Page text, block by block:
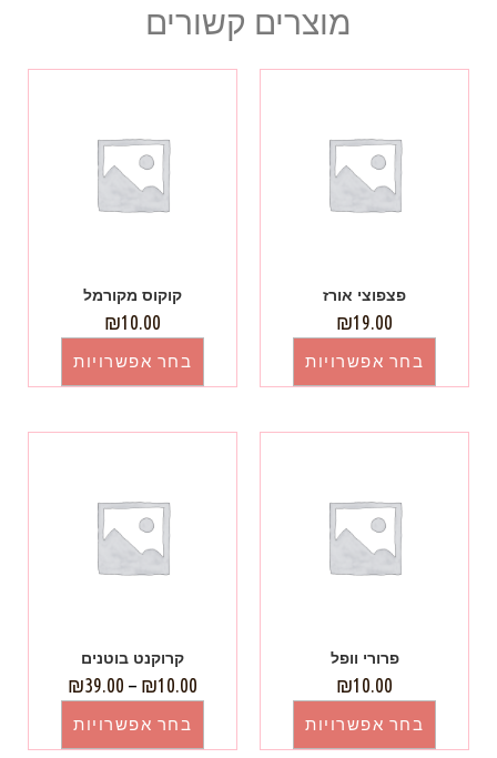
מוצרים קשורים
פצפוצי אורז
₪19.00
בחר אפשרויות
קוקוס מקורמל
₪10.00
בחר אפשרויות
פרורי וופל
₪10.00
בחר אפשרויות
קרוקנט בוטנים
₪10.00
–
₪39.00
בחר אפשרויות